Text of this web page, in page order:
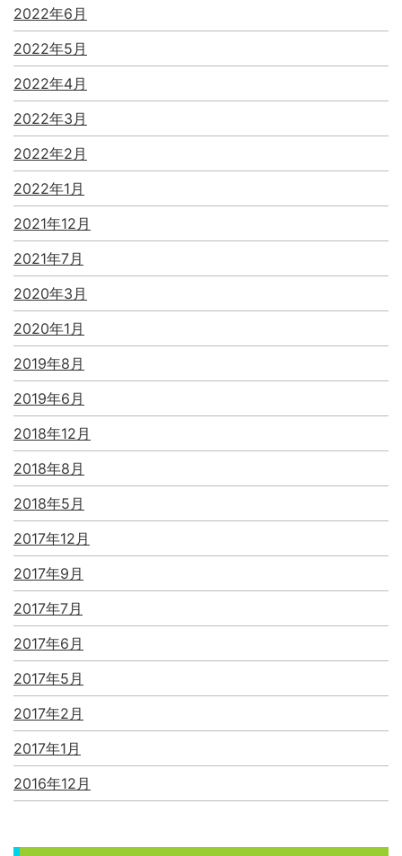
2022年6月
2022年5月
2022年4月
2022年3月
2022年2月
2022年1月
2021年12月
2021年7月
2020年3月
2020年1月
2019年8月
2019年6月
2018年12月
2018年8月
2018年5月
2017年12月
2017年9月
2017年7月
2017年6月
2017年5月
2017年2月
2017年1月
2016年12月